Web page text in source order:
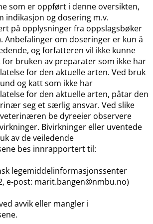
som er oppført i denne oversikten,
indikasjon og dosering m.v.
på opplysninger fra oppslagsbøker
Anbefalinger om doseringer er kun å
og forfatteren vil ikke kunne
for bruken av preparater som ikke har
for den aktuelle arten. Ved bruk
og katt som ikke har
for den aktuelle arten, påtar den
seg et særlig ansvar. Ved slike
be dyreeier observere
Bivirkninger eller uventede
av de veiledende
bes innrapportert til:
legemiddelinformasjonssenter
e-post: marit.bangen@nmbu.no)
avvik eller mangler i